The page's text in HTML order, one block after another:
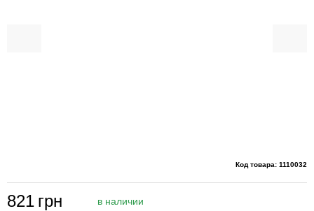
Код товара: 1110032
821 грн в наличии